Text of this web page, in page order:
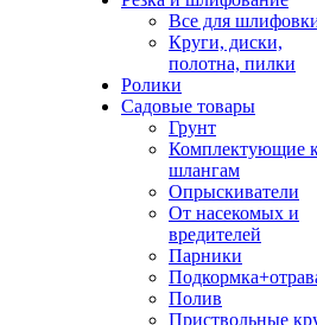
Все для
Круги, диски,
полотна, пилки
Ролики
Садовые товары
Грунт
Комплектующие
шлангам
Опрыскиватели
От насекомых и
вредителей
Парники
Полив
Приствольные